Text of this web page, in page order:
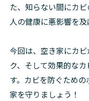
た、知らない間にカ
人の健康に悪影響を及
今回は、空き家にカ
ク、そして効果的な
す。カビを防ぐため
家を守りましょう！